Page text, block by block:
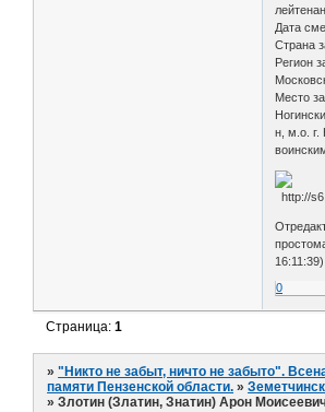
Дата
Страна
Регион
Место
н, м.о. г.
16:11:39)
0
Страница:1
»"Никто не забыт, ничто не забыто".
памяти Пензенской области. »
»Злотин (Златин, Знатин) Арон